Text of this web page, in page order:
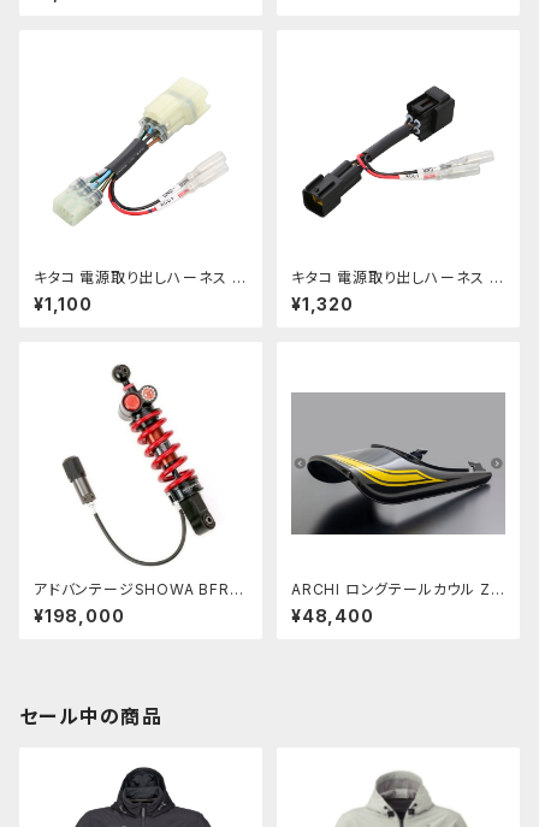
キタコ 電源取り出しハーネス Z
900RS･ZX-10R･H2 etc 【75
6-9000410】
¥1,100
キタコ 電源取り出しハーネス ニ
ンジャ250R･ニンジャ400R et
c 【756-9000420】
¥1,320
アドバンテージSHOWA BFRC
-lite Rショック Z900RS
¥198,000
ARCHI ロングテールカウル Z9
00RS SE メタリックディアブロ
ブラック イエローボール
¥48,400
セール中の商品